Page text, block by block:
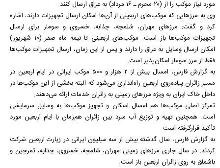
مورد نیاز موکب را از (۲۰ محرم ـ ۱۶ مرداد) به عراق ارسال کنند.
وی به مرز‌هایی که موکب‌های اربعینی از آن‌ها امکان ارسال تجهیزات دارند، اشاره
کرد و گفت: مرز‌های مهران، شلمچه، چذابه، خسروی و سومار برای ارسال
تجهیزات موکب‌ها باز است. موکب‌های اربعینی تا نیمه ماه صفر (۱۰ شهریور)
امکان ارسال وسایل به عراق را دارند و پس از این زمان، ارسال تجهیزات موکب‌ها
فقط از مرز سومار امکان‌پذیر است.
به گزارش فارس، امسال بیش از ۲ هزار و ۵۰۰ موکب ایرانی در ایام اربعین در
مسیر زائران پیاده‌روی اربعین راه‌اندازی می‌شود که البته بخشی از این موکب‌ها در
داخل خاک ایران به ویژه مرز‌های زمینی به زائران خدمات ارائه می‌دهند.
تمرکز اصلی موکب‌ها هم امسال اسکان و تجهیز موکب‌ها به وسایل سرمایشی
است. همچنین تهیه و توزیع آب سرد بین زائران هم‌زمان با ایام اربعین مورد
تأکید قرارگرفته است.
به گزارش فارس، سال گذشته بیش از سه میلیون ایرانی در زیارت اربعین شرکت
کردند. در سال جاری مرز‌های زمینی مهران، شلمچه، خسروی، چذابه، تمرچین و
باشماق به روی زائران اربعین باز است.